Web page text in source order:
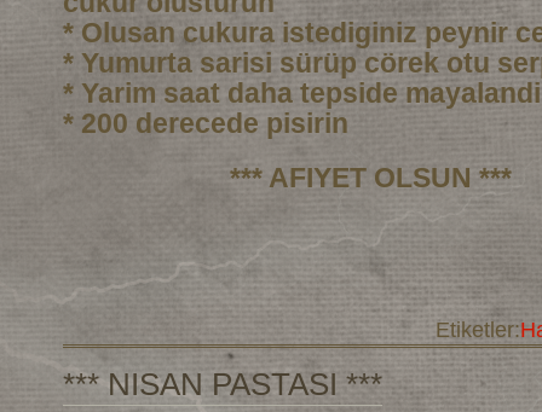
* Olusan cukura istediginiz peynir
* Yumurta sarisi sürüp cörek otu
* Yarim saat daha tepside
* 200 derecede pisirin
*** AFIYET OLSUN ***
Etiketler:
*** NISAN PASTASI ***